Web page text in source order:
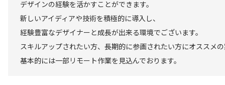
デザインの経験を活かすことができます。
新しいアイディアや技術を積極的に導入し、
経験豊富なデザイナーと成長が出来る環境でございます。
スキルアップされたい方、長期的に参画されたい方にオススメ
基本的には一部リモート作業を見込んでおります。